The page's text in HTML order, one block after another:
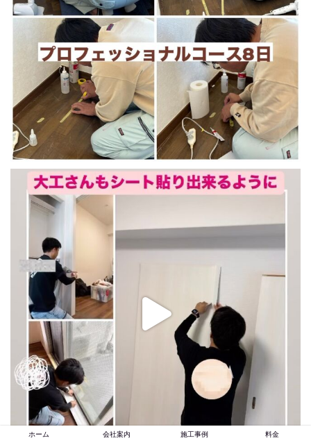
ホーム 会社案内 施工事例 料金